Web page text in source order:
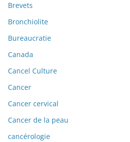
Brevets
Bronchiolite
Bureaucratie
Canada
Cancel Culture
Cancer
Cancer cervical
Cancer de la peau
cancérologie